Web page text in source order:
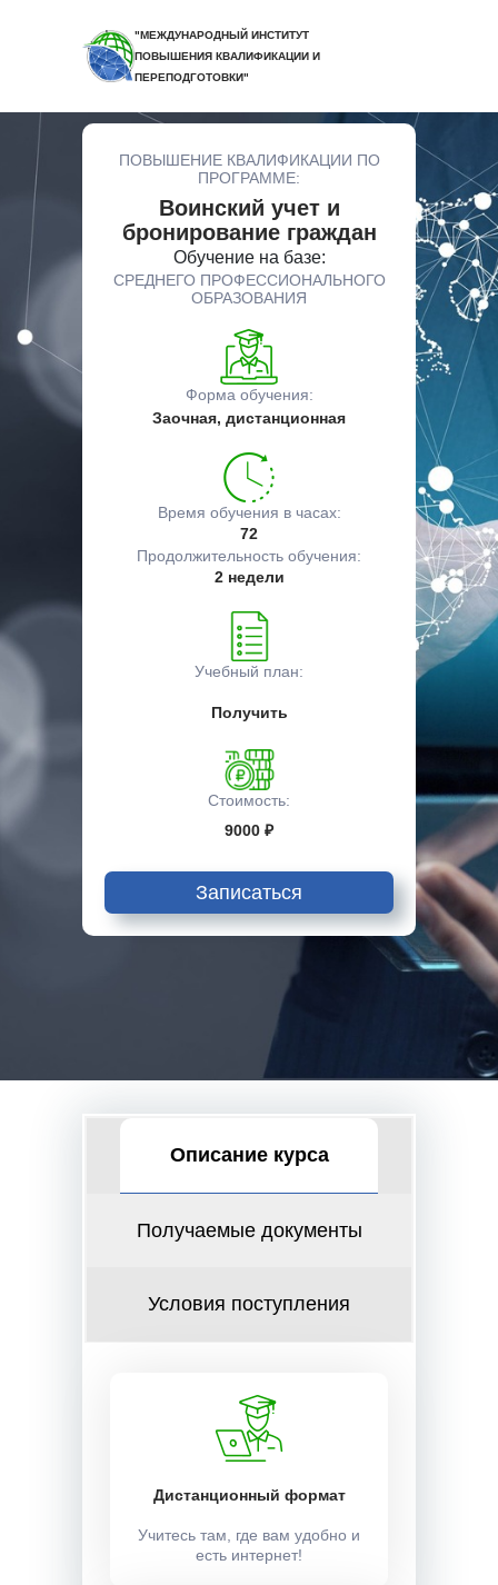
"МЕЖДУНАРОДНЫЙ ИНСТИТУТ
ПОВЫШЕНИЯ КВАЛИФИКАЦИИ И
ПЕРЕПОДГОТОВКИ"
ПОВЫШЕНИЕ КВАЛИФИКАЦИИ ПО
ПРОГРАММЕ:
Воинский учет и
бронирование граждан
Обучение на базе:
СРЕДНЕГО ПРОФЕССИОНАЛЬНОГО
ОБРАЗОВАНИЯ
Форма обучения:
Заочная, дистанционная
Время обучения в часах:
72
Продолжительность обучения:
2 недели
Учебный план:
Получить
Стоимость:
9000 ₽
Записаться
Описание курса
Получаемые документы
Условия поступления
Дистанционный формат
Учитесь там, где вам удобно и
есть интернет!